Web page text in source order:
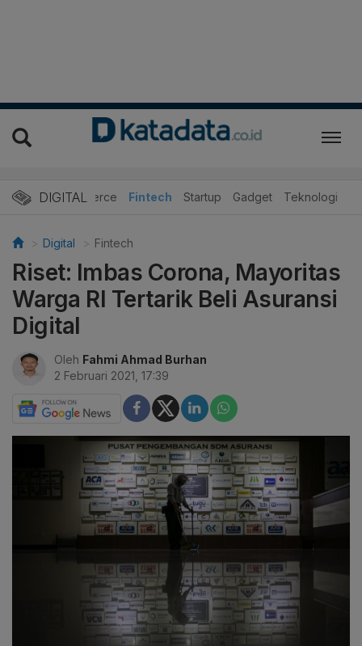
DIGITAL
E-Commerce Fintech Startup Gadget Teknologi
Digital Fintech
Riset: Imbas Corona, Mayoritas
Warga RI Tertarik Beli Asuransi
Digital
Oleh Fahmi Ahmad Burhan
2 Februari 2021, 17:39